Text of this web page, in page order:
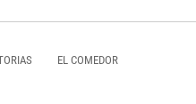
EL COMEDOR